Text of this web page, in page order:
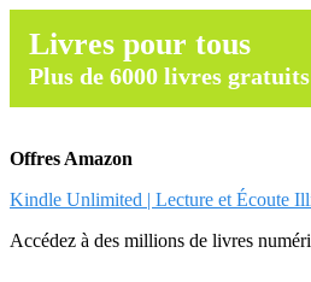
Livres pour tous
Plus de 6000 livres
Offres Amazon
Kindle Unlimited | Lecture et Écoute
Accédez à des millions de livres